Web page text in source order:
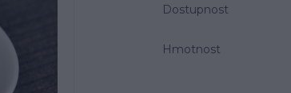
Dostupnost
Hmotnost